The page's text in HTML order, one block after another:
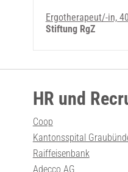
Ergotherapeut/-in,
Stiftung RgZ
HR und
Coop
Kantonsspital
Raiffeisenbank
Adecco AG